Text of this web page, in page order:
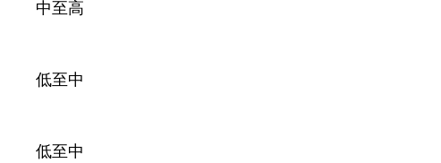
中至高
低至中
低至中